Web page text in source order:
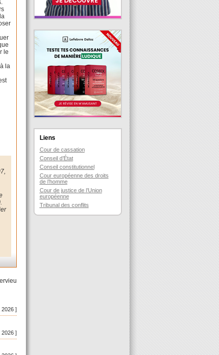
le
la
2026 ]
2026 ]
Liens
Cour de cassation
Conseil d’État
Conseil constitutionnel
Cour européenne des droits
de l’homme
Cour de justice de l’Union
européenne
Tribunal des conflits